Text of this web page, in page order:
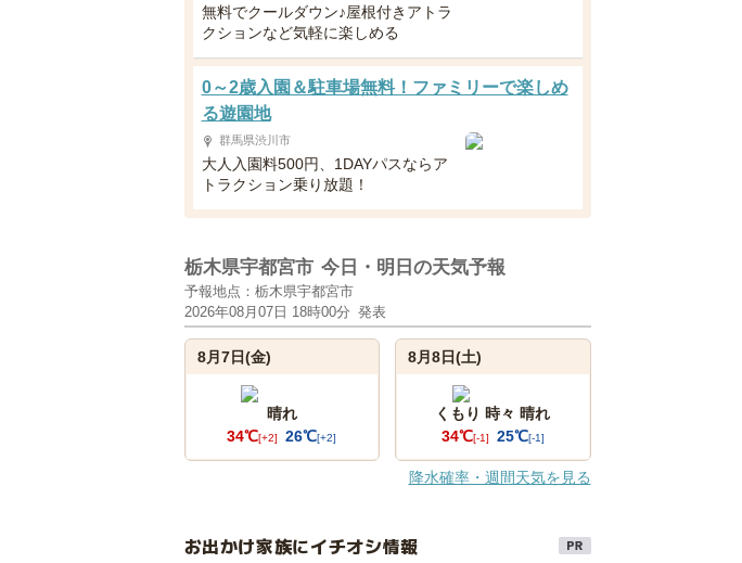
無料でクールダウン♪屋根付きアトラ
クションなど気軽に楽しめる
0～2歳入園＆駐車場無料！ファミリーで楽しめ
る遊園地
群馬県渋川市
大人入園料500円、1DAYパスならア
トラクション乗り放題！
栃木県宇都宮市 今日・明日の天気予報
予報地点：栃木県宇都宮市
2026年08月07日 18時00分 発表
8月7日(金)
晴れ
34℃[+2] 26℃[+2]
8月8日(土)
くもり 時々 晴れ
34℃[-1] 25℃[-1]
降水確率・週間天気を見る
お出かけ家族にイチオシ情報